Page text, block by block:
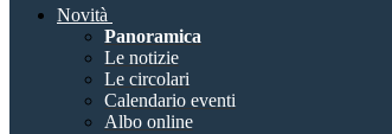
Novità
Panoramica
Le notizie
Le circolari
Calendario eventi
Albo online